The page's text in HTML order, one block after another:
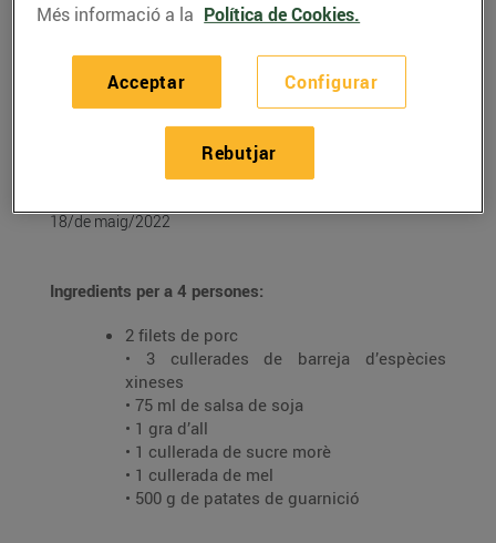
RECEPTES
Porc lacat amb 5
espècies
18/de maig/2022
Ingredients per a 4 persones:
2 filets de porc
• 3 cullerades de barreja d’espècies
xineses
• 75 ml de salsa de soja
• 1 gra d’all
• 1 cullerada de sucre morè
• 1 cullerada de mel
• 500 g de patates de guarnició
Més informació a la Política de Cookies.
Configurar
Rebutjar
Acceptar